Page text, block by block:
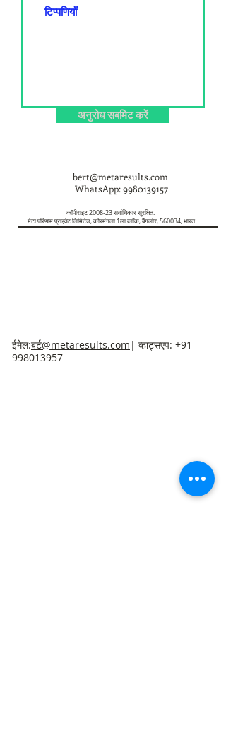
अनुरोध सबमिट करें
bert@metaresults.com
WhatsApp:9980139157
कॉपीराइट 2008-23 सर्वाधिकार सुरक्षित.
मेटा परिणाम प्राइवेट लिमिटेड, कोरमंगला 1ला ब्लॉक, बैंगलोर, 560034, भारत
ईमेल:बर्ट@metaresults.com | व्हाट्सएप: +91
998013957